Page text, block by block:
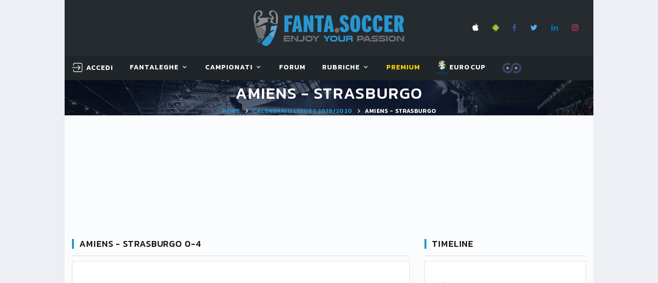
ACCEDI FANTALEGHE CAMPIONATI FORUM RUBRICHE PREMIUM EUROCUP
AMIENS - STRASBURGO
HOME CALENDARIO LIGUE 1 2019/2020 AMIENS - STRASBURGO
AMIENS - STRASBURGO 0-4 TIMELINE